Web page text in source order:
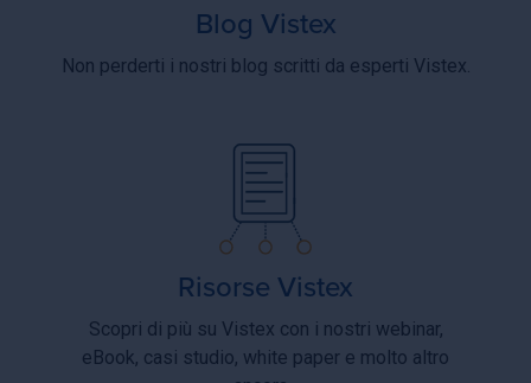
Blog Vistex
Non perderti i nostri blog scritti da esperti Vistex.
Risorse Vistex
Scopri di più su Vistex con i nostri webinar,
eBook, casi studio, white paper e molto altro